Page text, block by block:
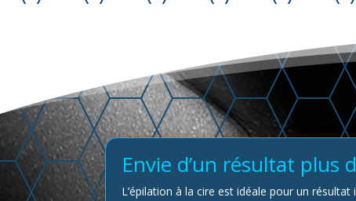
Envie d’un résultat plus
L’épilation à la cire est idéale pour un résultat